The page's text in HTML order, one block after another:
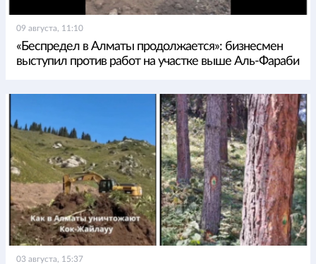
09 августа, 11:10
«Беспредел в Алматы продолжается»: бизнесмен
выступил против работ на участке выше Аль-Фараби
03 августа, 15:37